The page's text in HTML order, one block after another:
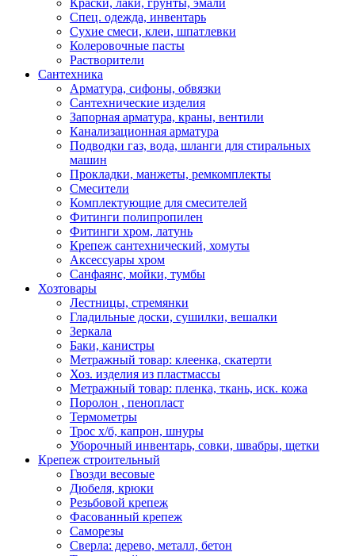
Спец. одежда, инвентарь
Сухие смеси, клеи, шпатлевки
Колеровочные пасты
Растворители
Сантехника
Арматура, сифоны, обвязки
Сантехнические изделия
Запорная арматура, краны, вентили
Канализационная арматура
Подводки газ, вода, шланги для стиральных
машин
Прокладки, манжеты, ремкомплекты
Смесители
Комплектующие для смесителей
Фитинги полипропилен
Фитинги хром, латунь
Крепеж сантехнический, хомуты
Аксессуары хром
Санфаянс, мойки, тумбы
Хозтовары
Лестницы, стремянки
Гладильные доски, сушилки, вешалки
Зеркала
Баки, канистры
Метражный товар: клеенка, скатерти
Хоз. изделия из пластмассы
Метражный товар: пленка, ткань, иск. кожа
Поролон , пенопласт
Термометры
Трос х/б, капрон, шнуры
Уборочный инвентарь, совки, швабры, щетки
Крепеж строительный
Гвозди весовые
Дюбеля, крюки
Резьбовой крепеж
Фасованный крепеж
Саморезы
Сверла: дерево, металл, бетон